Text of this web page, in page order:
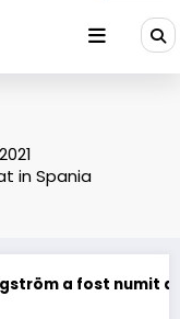
2021
in Spania
numit director